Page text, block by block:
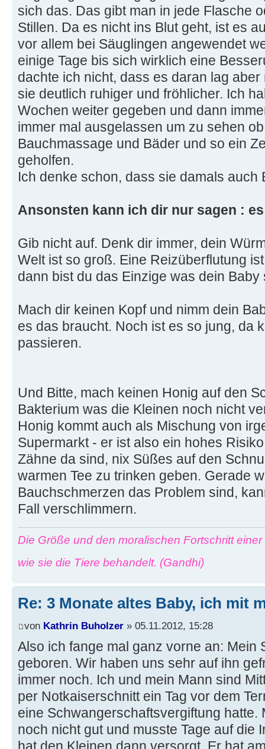
sich das. Das gibt man in jede Flasche
Stillen. Da es nicht ins Blut geht, ist es
vor allem bei Säuglingen angewendet
einige Tage bis sich wirklich eine
dachte ich nicht, dass es daran lag
sie deutlich ruhiger und fröhlicher. Ich
Wochen weiter gegeben und dann
immer mal ausgelassen um zu sehen
Bauchmassage und Bäder und so ein
geholfen.
Ich denke schon, dass sie damals auch
Ansonsten kann ich dir nur sagen :
Gib nicht auf. Denk dir immer, dein
Welt ist so groß. Eine Reizüberflutung
dann bist du das Einzige was dein Baby
Mach dir keinen Kopf und nimm dein
es das braucht. Noch ist es so jung, da
passieren.
Und Bitte, mach keinen Honig auf den
Bakterium was die Kleinen noch nicht
Honig kommt auch als Mischung von
Supermarkt - er ist also ein hohes
Zähne da sind, nix Süßes auf den
warmen Tee zu trinken geben. Gerade
Bauchschmerzen das Problem sind,
Fall verschlimmern.
Die Größe und den moralischen Fortschritt
wie sie die Tiere behandelt. (Gandhi)
Re: 3 Monate altes Baby, ich mit
von Kathrin Buholzer » 05.11.2012, 15:28
Also ich fange mal ganz vorne an: Mein
geboren. Wir haben uns sehr auf ihn
immer noch. Ich und mein Mann sind
per Notkaiserschnitt ein Tag vor dem
eine Schwangerschaftsvergiftung hatte.
noch nicht gut und musste Tage auf die
hat den Kleinen dann versorgt. Er hat